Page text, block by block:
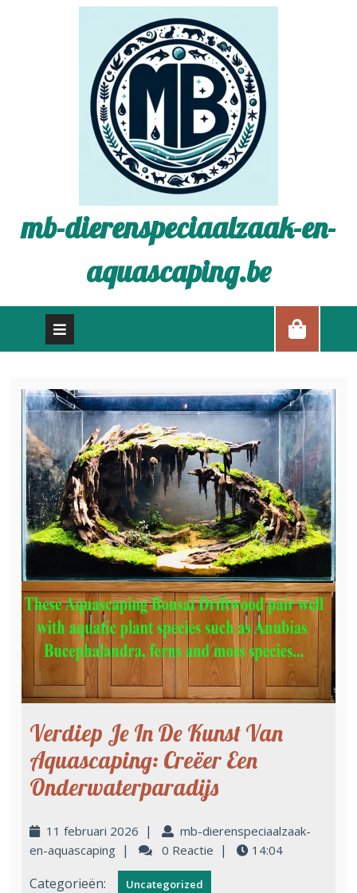
mb-dierenspeciaalzaak-en-
aquascaping.be
Verdiep Je In De Kunst Van
Aquascaping: Creëer Een
Onderwaterparadijs
11 februari 2026 |
mb-dierenspeciaalzaak-
en-aquascaping | 0 Reactie | 14:04
Categorieën: Uncategorized